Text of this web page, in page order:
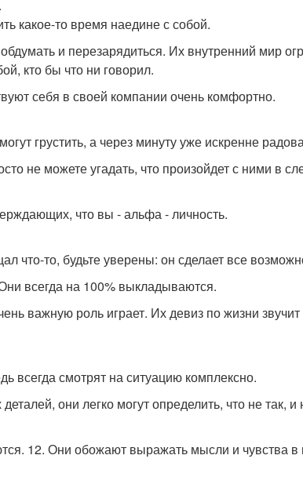
какое-то время наедине с собой.
и перезарядиться. Их внутренний мир
кто бы что ни говорил.
себя в своей компании очень комфортно.
грустить, а через минуту уже искренне
не можете угадать, что произойдет с ними в
что вы - альфа - личность.
что-то, будьте уверены: он сделает все
всегда на 100% выкладываются.
важную роль играет. Их девиз по жизни звучит
всегда смотрят на ситуацию комплексно.
они легко могут определить, что не так, и
12. Они обожают выражать мысли и чувства в